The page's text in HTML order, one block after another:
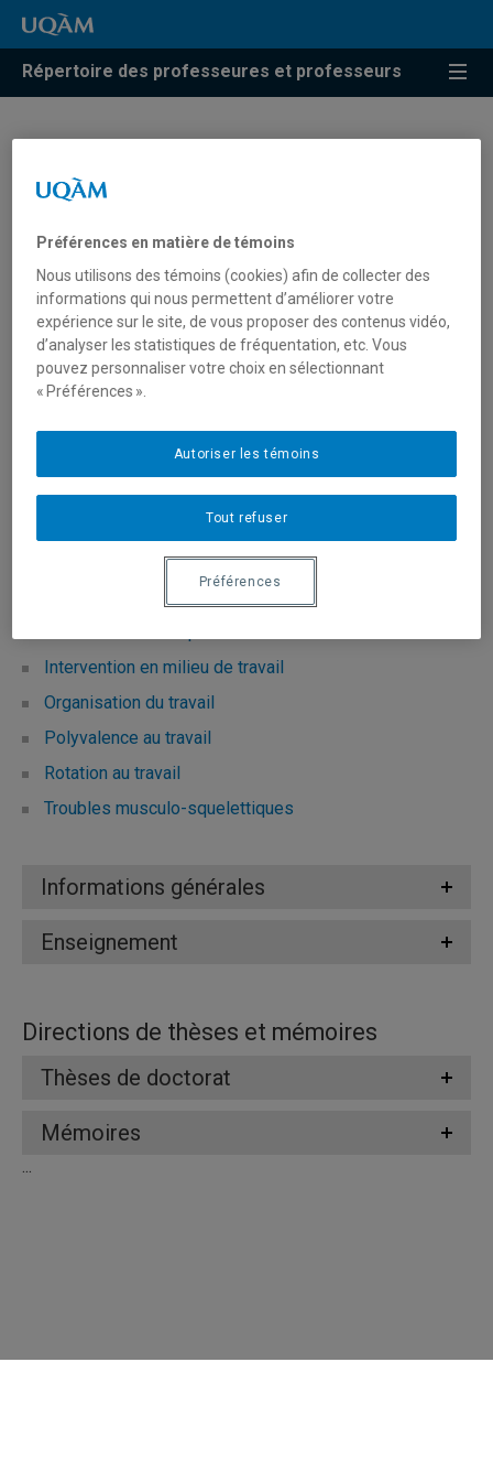
Répertoire des professeures et professeurs
Professeure associée
Unité:Département des sciences de l'activité
physique
: (514) 987-3000 poste 7800
Domaines d'expertise
Intervention en milieu de travail
Organisation du travail
Polyvalence au travail
Rotation au travail
Troubles musculo-squelettiques
Informations générales
Enseignement
Directions de thèses et mémoires
Thèses de doctorat
Mémoires
...
Préférences en matière de témoins
Nous utilisons des témoins (cookies) afin de collecter des
informations qui nous permettent d’améliorer votre
expérience sur le site, de vous proposer des contenus vidéo,
d’analyser les statistiques de fréquentation, etc. Vous
pouvez personnaliser votre choix en sélectionnant
« Préférences ».
Tout refuser
Autoriser les témoins
Préférences